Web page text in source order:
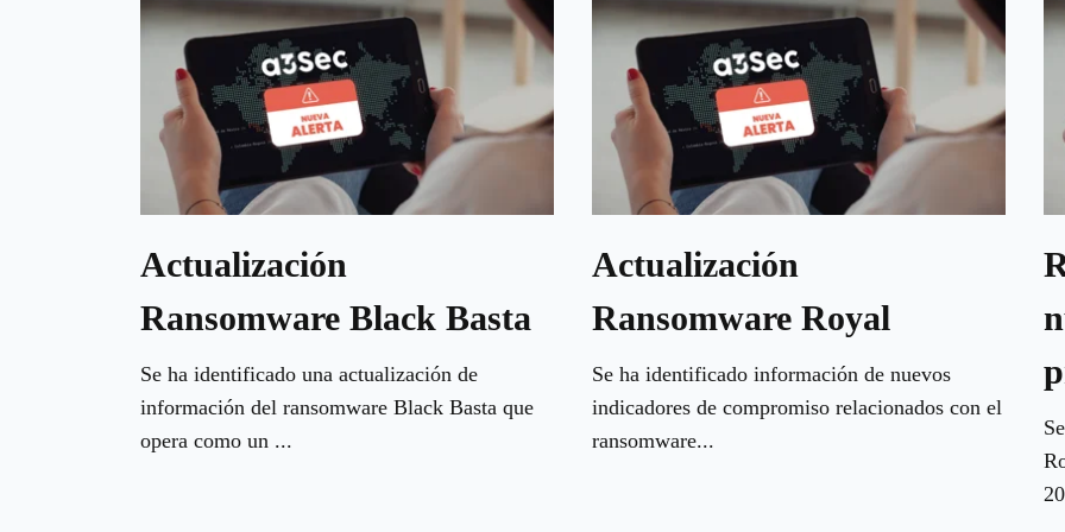
Actualización
Ransomware Black Basta
Se ha identificado una actualización de
información del ransomware Black Basta que
opera como un ...
Actualización
Ransomware Royal
Se ha identificado información de nuevos
indicadores de compromiso relacionados con el
ransomware...